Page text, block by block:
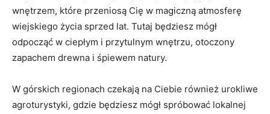
wnętrzem, które przeniosą Cię w magiczną atmosferę⁤
wiejskiego życia sprzed lat. Tutaj będziesz mógł
odpocząć w ciepłym i‌ przytulnym wnętrzu, otoczony
zapachem drewna i śpiewem natury.
W ⁤górskich regionach czekają ⁣na Ciebie również ​urokliwe
agroturystyki, gdzie będziesz mógł ⁢spróbować lokalnej